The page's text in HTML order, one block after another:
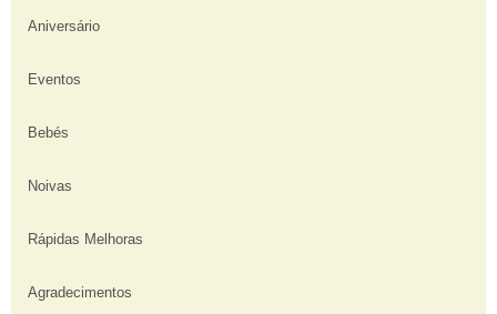
Aniversário
Eventos
Bebés
Noivas
Rápidas Melhoras
Agradecimentos